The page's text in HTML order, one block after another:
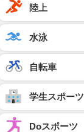
陸上
水泳
自転車
学生スポーツ
Doスポーツ